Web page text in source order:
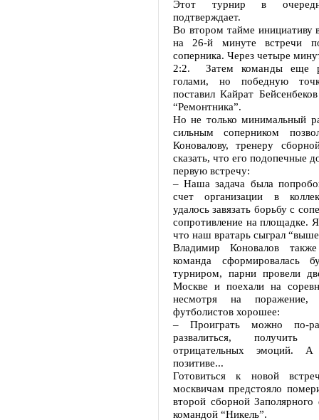
Этот турнир в
подтверждает.
Во втором тайме инициативу
на 26-й минуте встречи
соперника. Через четыре
2:2. Затем команды еще
голами, но победную
поставил Кайрат
“Ремонтника”.
Но не только минимальный
сильным соперником
Коновалову, тренеру
сказать, что его подопечные
первую встречу:
– Наша задача была
счет организации в
удалось завязать борьбу с
сопротивление на площадке.
что наш вратарь сыграл
Владимир Коновалов
команда сформировалась
турниром, парни провели
Москве и поехали на
несмотря на поражение,
футболистов хорошее:
– Проиграть можно по-
развалиться,
отрицательных
позитиве...
Готовиться к новой
москвичам предстояло
второй сборной
командой “Никель”.